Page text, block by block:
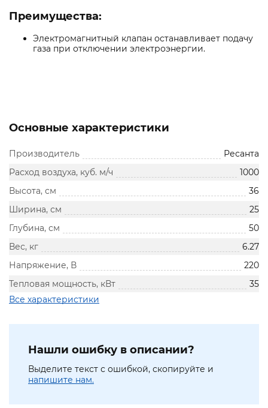
Преимущества:
Электромагнитный клапан останавливает подачу
газа при отключении электроэнергии.
Основные характеристики
Производитель
Ресанта
Расход воздуха, куб. м/ч
1000
Высота, см
36
Ширина, см
25
Глубина, см
50
Вес, кг
6.27
Напряжение, В
220
Тепловая мощность, кВт
35
Все характеристики
Нашли ошибку в описании?
Выделите текст с ошибкой, скопируйте и
напишите нам.